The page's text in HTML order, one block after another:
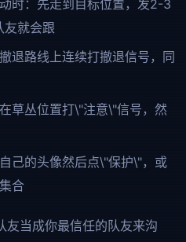
时：先走到目标位置，发2-3
友就会跟
退路线上连续打撤退信号，同
草丛位置打\"注意\"信号，然
己的头像然后点\"保护\"，或
合
友当成你最信任的队友来沟